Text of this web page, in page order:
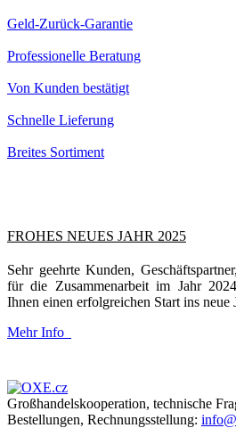
Geld-Zurück-Garantie
Professionelle Beratung
Von Kunden bestätigt
Schnelle Lieferung
Breites Sortiment
FROHES NEUES JAHR 2025
Sehr geehrte Kunden,
für die Zusammenarbeit im Jahr
Ihnen einen erfolgreichen Start ins neue
Mehr Info
Großhandelskooperation, technische
Bestellungen, Rechnungsstellung: